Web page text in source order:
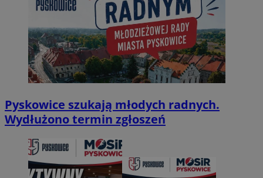
Pyskowice szukają młodych radnych.
Wydłużono termin zgłoszeń